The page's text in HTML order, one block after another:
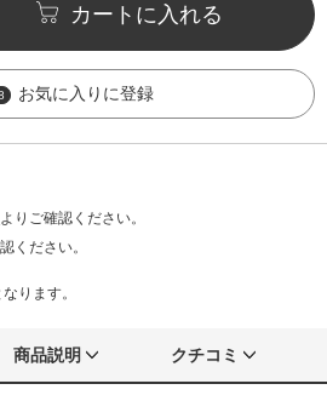
カートに入れる
お気に入りに登録
よりご確認ください。
ください。
ります。
商品説明 クチコミ